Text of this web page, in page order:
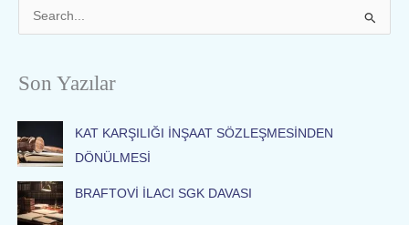
r
c
h
f
o
r
Son Yazılar
KAT KARŞILIĞI İNŞAAT SÖZLEŞMESİNDEN
DÖNÜLMESİ
BRAFTOVİ İLACI SGK DAVASI